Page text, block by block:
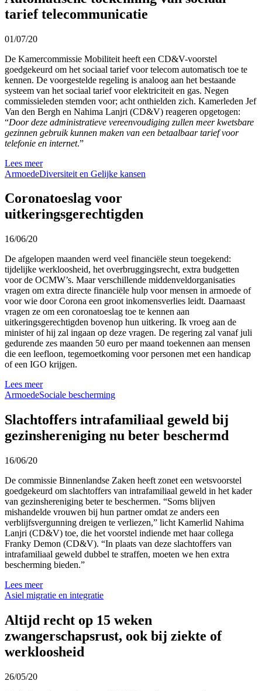
tarief telecommunicatie
01/07/20
De Kamercommissie Mobiliteit heeft een CD&V-voorstel
goedgekeurd om het sociaal tarief voor telecom automatisch toe te
kennen. De voorgestelde regeling is analoog aan het bestaande
systeem van het sociaal tarief voor elektriciteit en gas. Negen
commissieleden stemden voor; acht onthielden zich. Kamerleden Jef
Van den Bergh en Nahima Lanjri (CD&V) reageren opgetogen:
“Door deze administratieve vereenvoudiging zullen meer kwetsbare
gezinnen gebruik kunnen maken van een betaalbaar tarief voor
telefonie en internet.”
Lees meer
ArmoedeDiversiteit en Gelijke kansen
Coronatoeslag voor
uitkeringsgerechtigden
16/06/20
De afgelopen maanden werd veel financiële steun toegekend:
tijdelijke werkloosheid, het overbruggingsrecht, extra budgetten
voor de OCMW’s. Maar verschillende middenveldorganisaties
vragen om extra directe financiële hulp voor mensen in armoede of
voor wie door Corona een groot inkomensverlies leidt. Daarnaast
vragen ze om een coronatoeslag toe te kennen aan
uitkeringsgerechtigden bovenop hun uitkering. Ik vroeg aan de
minister of hij zal ingaan op deze vragen. De regering zal vanaf juli
gedurende zes maanden 50 euro per maand toekennen aan mensen
die een leefloon, tegemoetkoming voor personen met een handicap
of een IGO krijgen.
Lees meer
ArmoedeSociale bescherming
Slachtoffers intrafamiliaal geweld bij
gezinshereniging nu beter beschermd
16/06/20
De commissie Binnenlandse Zaken heeft zonet een wetsvoorstel
goedgekeurd om slachtoffers van intrafamiliaal geweld in het kader
van gezinshereniging beter te beschermen. “Soms blijven
mishandelde vrouwen bij hun partner omdat ze anders een
verblijfsvergunning dreigen te verliezen,” licht Kamerlid Nahima
Lanjri (CD&V) toe, die het voorstel indiende met haar collega
Franky Demon (CD&V). “In plaats van deze slachtoffers van
intrafamiliaal geweld dubbel te straffen, moeten we hen extra
bescherming bieden.”
Lees meer
Asiel migratie en integratie
Altijd recht op 15 weken
zwangerschapsrust, ook bij ziekte of
werkloosheid
26/05/20